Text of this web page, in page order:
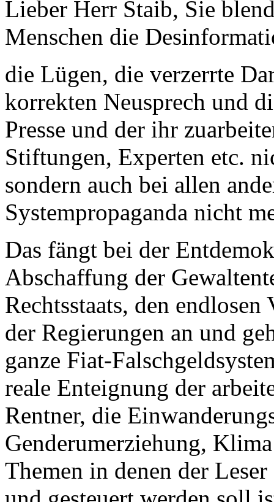
Lieber Herr Staib, Sie
Menschen die
die Lügen, die verzerrte
korrekten Neusprech und
Presse und der ihr
Stiftungen, Experten etc.
sondern auch bei allen
Systempropaganda nicht
Das fängt bei der
Abschaffung der
Rechtsstaats, den
der Regierungen an und
ganze Fiat-
reale Enteignung der
Rentner, die
Genderumerziehung,
Themen in denen der